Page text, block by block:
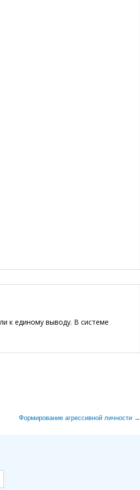
к единому выводу. В системе
Формирование агрессивной личности →